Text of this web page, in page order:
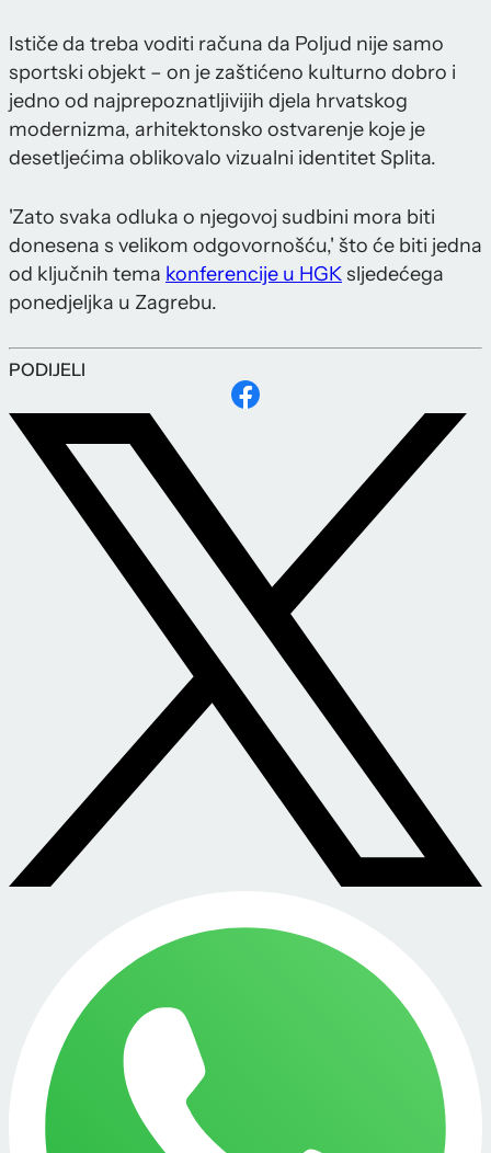
Ističe da treba voditi računa da Poljud nije samo
sportski objekt – on je zaštićeno kulturno dobro i
jedno od najprepoznatljivijih djela hrvatskog
modernizma, arhitektonsko ostvarenje koje je
desetljećima oblikovalo vizualni identitet Splita.
'Zato svaka odluka o njegovoj sudbini mora biti
donesena s velikom odgovornošću,' što će biti jedna
od ključnih tema konferencije u HGKsljedećega
ponedjeljka u Zagrebu.
PODIJELI